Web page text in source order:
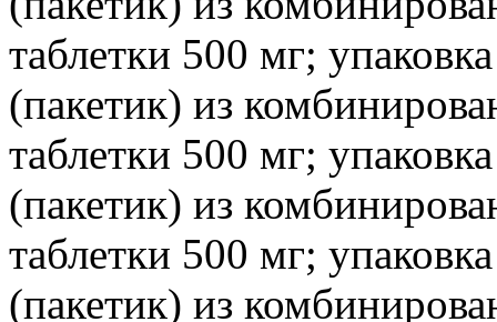
таблетки 500 мг;
(пакетик) из
таблетки 500 мг;
(пакетик) из
таблетки 500 мг;
(пакетик) из